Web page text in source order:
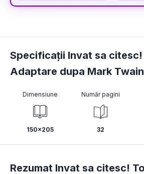
Specificații Invat sa citesc!
Adaptare dupa Mark Twain
Dimensiune
150x205
Număr pagini
32
Rezumat Invat sa citesc!